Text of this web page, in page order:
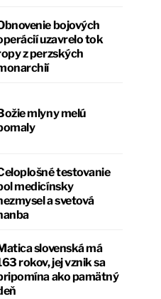
bojových
uzavrelo tok
z perzských
mlyny melú
testovanie
medicínsky
a svetová
slovenská má
rokov, jej vznik sa
ako pamätný